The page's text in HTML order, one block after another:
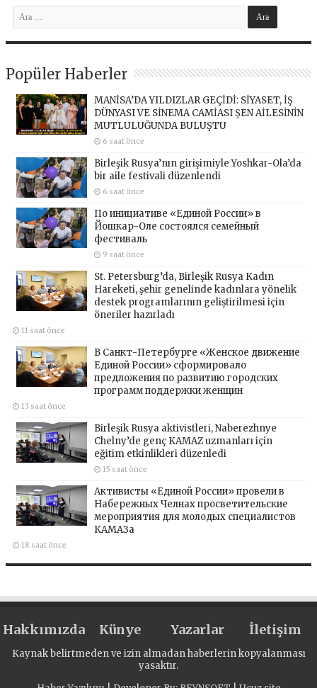
Popüler Haberler
MANİSA’DA YILDIZLAR GEÇİDİ: SİYASET, İŞ
DÜNYASI VE SİNEMA CAMİASI ŞEN AİLESİNİN
MUTLULUĞUNDA BULUŞTU
6 saat önce
Birleşik Rusya’nın girişimiyle Yoshkar-Ola’da
bir aile festivali düzenlendi
6 saat önce
По инициативе «Единой России» в
Йошкар-Оле состоялся семейный
фестиваль
9 saat önce
St. Petersburg’da, Birleşik Rusya Kadın
Hareketi, şehir genelinde kadınlara yönelik
destek programlarının geliştirilmesi için
öneriler hazırladı
11 saat önce
В Санкт-Петербурге «Женское движение
Единой России» сформировало
предложения по развитию городских
программ поддержки женщин
13 saat önce
Birleşik Rusya aktivistleri, Naberezhnye
Chelny’de genç KAMAZ uzmanları için
eğitim etkinlikleri düzenledi
15 saat önce
Активисты «Единой России» провели в
Набережных Челнах просветительские
мероприятия для молодых специалистов
КАМАЗа
18 saat önce
Hakkımızda Künye Yazarlar İletişim
Kaynak belirtmeden ve izin almadan haberlerin kopyalanması
yasaktır.